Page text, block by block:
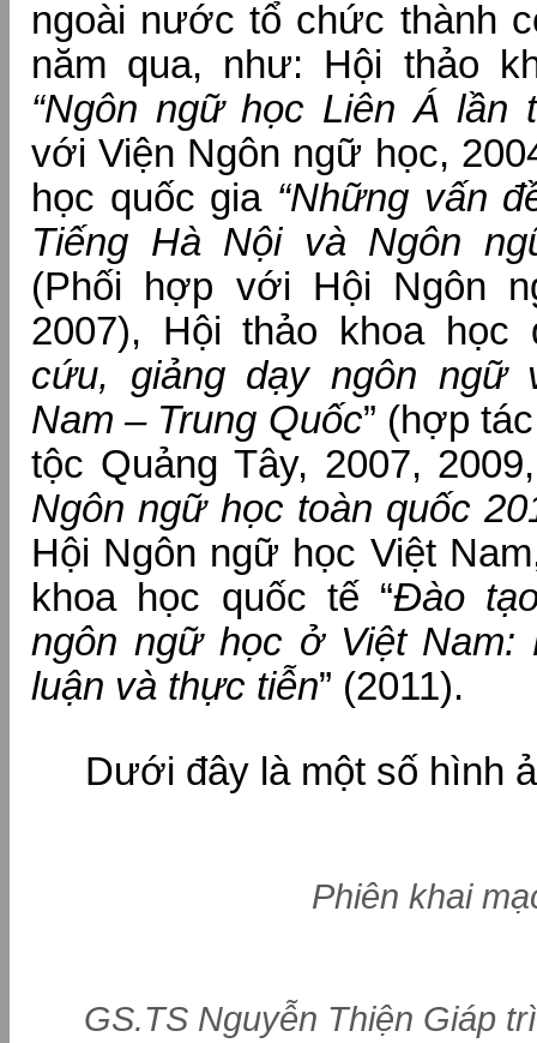
ngoài nước tổ chức thành
năm qua, như: Hội thảo
“Ngôn ngữ học Liên Á lần
với Viện Ngôn ngữ học,
học quốc gia “Những vấn
Tiếng Hà Nội và Ngôn
(Phối hợp với Hội Ngôn
2007), Hội thảo khoa học
cứu, giảng dạy ngôn ngữ
Nam – Trung Quốc” (hợp
tộc Quảng Tây, 2007,
Ngôn ngữ học toàn quốc
Hội Ngôn ngữ học Việt
khoa học quốc tế “Đào
ngôn ngữ học ở Việt Nam:
luận và thực tiễn” (2011).
Dưới đây là một số hình
Phiên khai
GS.TS Nguyễn Thiện Giáp